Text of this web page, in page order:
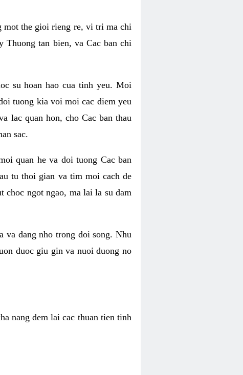
mot the gioi rieng re, vi tri ma chi
Thuong tan bien, va Cac ban chi
su hoan hao cua tinh yeu. Moi
tuong kia voi moi cac diem yeu
lac quan hon, cho Cac ban thau
sac.
quan he va doi tuong Cac ban
tu thoi gian va tim moi cach de
choc ngot ngao, ma lai la su dam
va dang nho trong doi song. Nhu
duoc giu gin va nuoi duong no
nang dem lai cac thuan tien tinh